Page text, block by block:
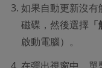
如果自動更新沒
磁碟，然後選擇
啟動電腦）。